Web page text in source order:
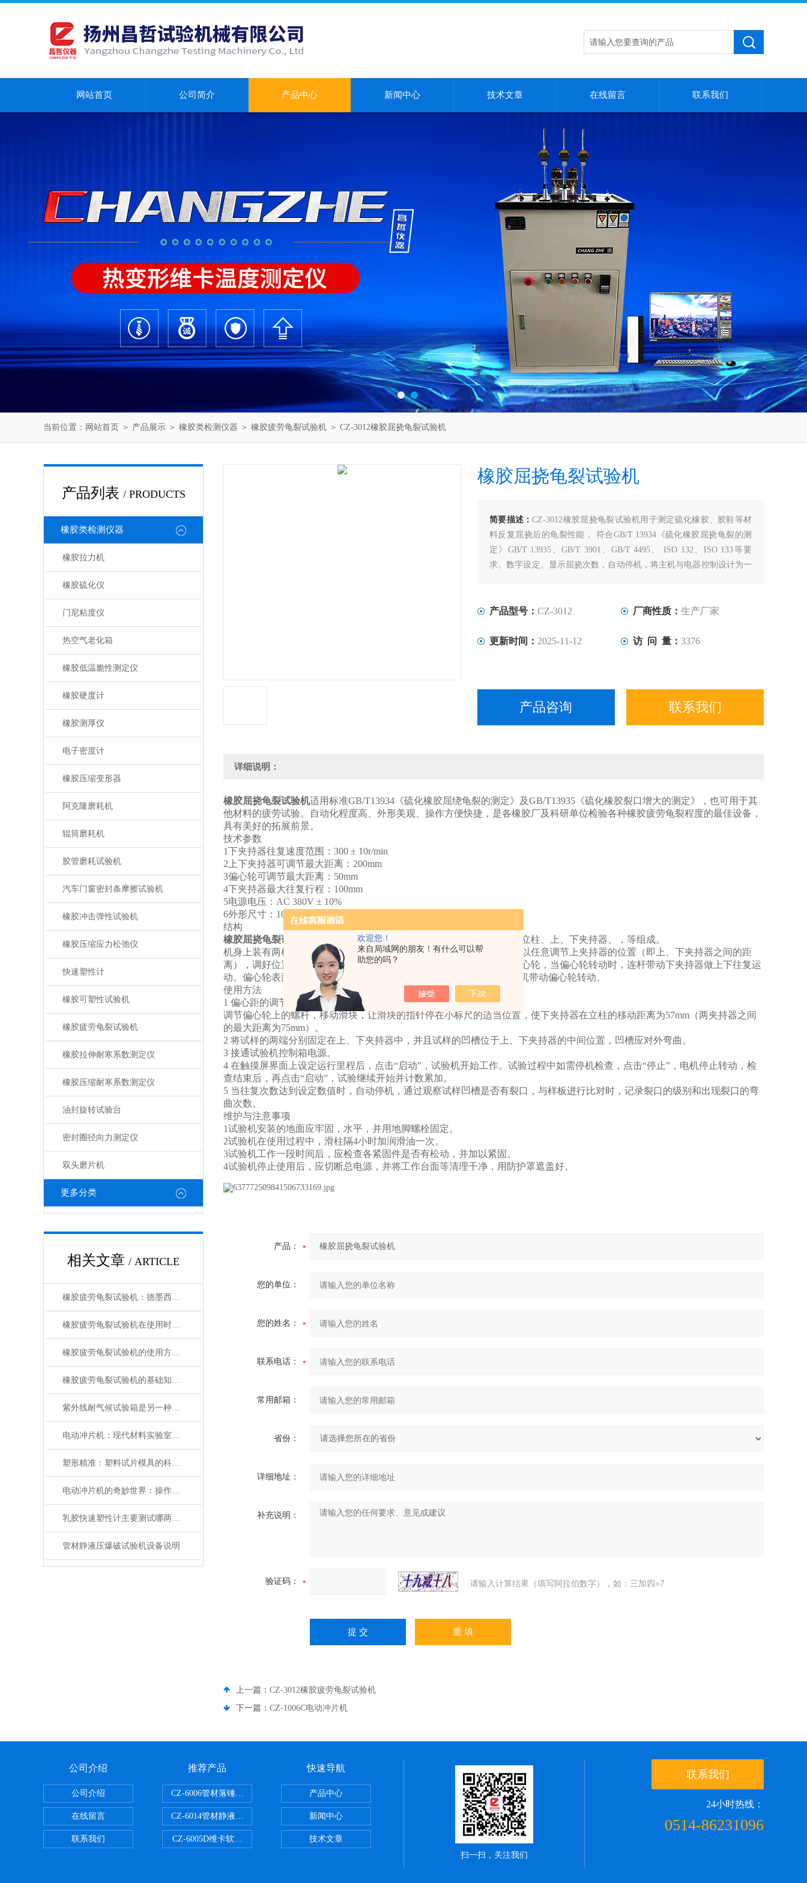
欢迎您！
来自局域网的朋友！有什么可以帮
助您的吗？
网站首页 公司简介 产品中心 新闻中心 技术文章 在线留言 联系我们
当前位置： 网站首页 ＞ 产品展示 ＞ 橡胶类检测仪器 ＞ 橡胶疲劳龟裂试验机 ＞ CZ-3012橡胶屈挠龟裂试验机
产品列表 / PRODUCTS
橡胶类检测仪器
橡胶拉力机
橡胶硫化仪
门尼粘度仪
热空气老化箱
橡胶低温脆性测定仪
橡胶硬度计
橡胶测厚仪
电子密度计
橡胶压缩变形器
阿克隆磨耗机
辊筒磨耗机
胶管磨耗试验机
汽车门窗密封条摩擦试验机
橡胶冲击弹性试验机
橡胶压缩应力松弛仪
快速塑性计
橡胶可塑性试验机
橡胶疲劳龟裂试验机
橡胶拉伸耐寒系数测定仪
橡胶压缩耐寒系数测定仪
油封旋转试验台
密封圈径向力测定仪
双头磨片机
更多分类
相关文章 / ARTICLE
橡胶疲劳龟裂试验机：德墨西亚屈挠原理与硫化橡胶抗疲劳性能测试解析
橡胶疲劳龟裂试验机在使用时需要注意样品准备等事项
橡胶疲劳龟裂试验机的使用方法非常简单，一看就会
橡胶疲劳龟裂试验机的基础知识，一篇搞定
紫外线耐气候试验箱是另一种模拟光照的光老化试验设备
电动冲片机：现代材料实验室的高效制样利器
塑形精准：塑料试片模具的科学与应用
电动冲片机的奇妙世界：操作与维护指南
乳胶快速塑性计主要测试哪两个指标
管材静液压爆破试验机设备说明
橡胶屈挠龟裂试验机
简要描述：CZ-3012橡胶屈挠龟裂试验机用于测定硫化橡胶、胶鞋等材
料反复屈挠后的龟裂性能， 符合GB/T 13934《硫化橡胶屈挠龟裂的测
定》GB/T 13935、GB/T 3901、GB/T 4495、 ISO 132、ISO 133等要
求。数字设定、显示屈挠次数，自动停机，将主机与电器控制设计为一
产品型号： CZ-3012 厂商性质： 生产厂家
更新时间： 2025-11-12 访 问 量： 3376
产品咨询 联系我们
详细说明：
橡胶屈挠龟裂试验机适用标准GB/T13934《硫化橡胶屈绕龟裂的测定》及GB/T13935《硫化橡胶裂口增大的测定》，也可用于其
他材料的疲劳试验。自动化程度高、外形美观、操作方便快捷，是各橡胶厂及科研单位检验各种橡胶疲劳龟裂程度的最佳设备，
具有美好的拓展前景。
技术参数
1下夹持器往复速度范围：300 ± 10r/min
2上下夹持器可调节最大距离：200mm
3偏心轮可调节最大距离：50mm
4下夹持器最大往复行程：100mm
5电源电压：AC 380V ± 10%
6外形尺寸：1000× 450 × 750mm
结构
橡胶屈挠龟裂试验机
主要由机身、传动结构、偏心轮机构、中心圆度、立柱、上、下夹持器、，等组成。
机身上装有两根立柱，上、下夹持器安装在立柱上。上横梁升降装置可以任意调节上夹持器的位置（即上、下夹持器之间的距
离），调好位置后拧紧上横梁两端的紧固螺钉。下夹持器由连杆连接偏心轮，当偏心轮转动时，连杆带动下夹持器做上下往复运
动。偏心轮表面装有0-50mm的刻度标识，可调节最大距离50mm，由电机带动偏心轮转动。
使用方法
1 偏心距的调节
调节偏心轮上的螺杆，移动滑块，让滑块的指针停在小标尺的适当位置，使下夹持器在立柱的移动距离为57mm（两夹持器之间
的最大距离为75mm）。
2 将试样的两端分别固定在上、下夹持器中，并且试样的凹槽位于上、下夹持器的中间位置，凹槽应对外弯曲。
3 接通试验机控制箱电源。
4 在触摸屏界面上设定运行里程后，点击“启动”，试验机开始工作。试验过程中如需停机检查，点击“停止”，电机停止转动，检
查结束后，再点击“启动”，试验继续开始并计数累加。
5 当往复次数达到设定数值时，自动停机，通过观察试样凹槽是否有裂口，与样板进行比对时，记录裂口的级别和出现裂口的弯
曲次数。
维护与注意事项
1试验机安装的地面应牢固，水平，并用地脚螺栓固定。
2试验机在使用过程中，滑柱隔4小时加润滑油一次。
3试验机工作一段时间后，应检查各紧固件是否有松动，并加以紧固。
4试验机停止使用后，应切断总电源，并将工作台面等清理干净，用防护罩遮盖好。
产品：
您的单位：
您的姓名：
联系电话：
常用邮箱：
省份：
详细地址：
补充说明：
验证码： 请输入计算结果（填写阿拉伯数字），如：三加四=7
上一篇： CZ-3012橡胶疲劳龟裂试验机
下一篇： CZ-1006C电动冲片机
公司介绍
公司介绍
在线留言
联系我们
推荐产品
CZ-6006管材落锤冲击试验机
CZ-6014管材静液压爆破试验机
CZ-6005D维卡软化点温度测定仪
快速导航
产品中心
新闻中心
技术文章
扫一扫，关注我们
联系我们
24小时热线：
0514-86231096